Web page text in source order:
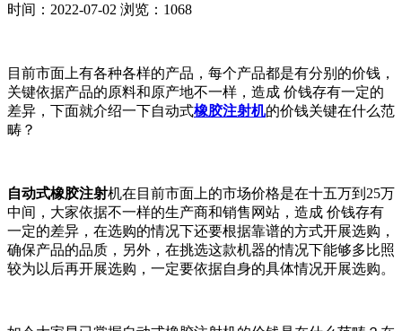
时间：2022-07-02 浏览：1068
目前市面上有各种各样的产品，每个产品都是有分别的价钱，
关键依据产品的原料和原产地不一样，造成 价钱存有一定的
差异，下面就介绍一下自动式橡胶注射机的价钱关键在什么范
畴？
自动式橡胶注射机在目前市面上的市场价格是在十五万到25万
中间，大家依据不一样的生产商和销售网站，造成 价钱存有
一定的差异，在选购的情况下还要根据靠谱的方式开展选购，
确保产品的品质，另外，在挑选这款机器的情况下能够多比照
较为以后再开展选购，一定要依据自身的具体情况开展选购。